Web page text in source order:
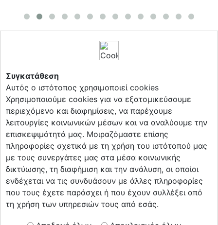
Επικοινωνία
Πολιτική Cookies
Πολιτική Απορρήτου
Ακολούθησέ μας
Κάνε εγγραφή στο
Συγκατάθεση
Αυτός ο ιστότοπος χρησιμοποιεί cookies
Χρησιμοποιούμε cookies για να εξατομικεύσουμε
περιεχόμενο και διαφημίσεις, να παρέχουμε
λειτουργίες κοινωνικών μέσων και να αναλύουμε την
επισκεψιμότητά μας. Μοιραζόμαστε επίσης
πληροφορίες σχετικά με τη χρήση του ιστότοπού μας
με τους συνεργάτες μας στα μέσα κοινωνικής
δικτύωσης, τη διαφήμιση και την ανάλυση, οι οποίοι
ενδέχεται να τις συνδυάσουν με άλλες πληροφορίες
που τους έχετε παράσχει ή που έχουν συλλέξει από
τη χρήση των υπηρεσιών τους από εσάς.